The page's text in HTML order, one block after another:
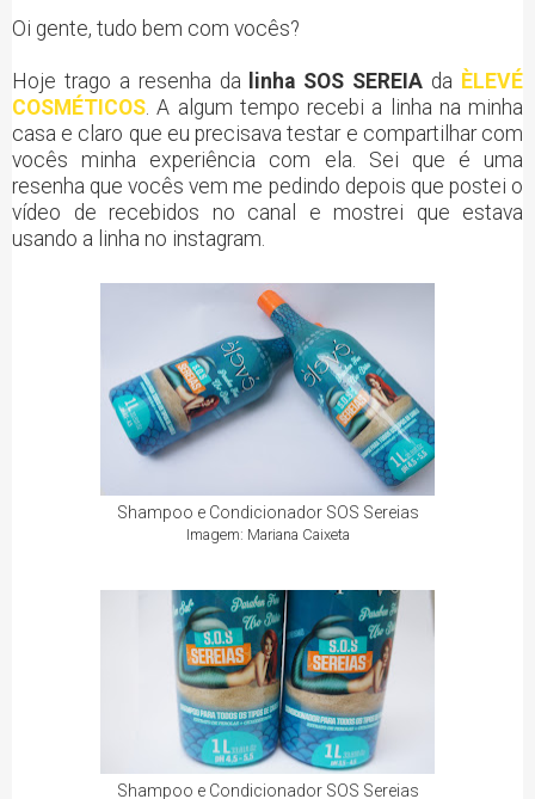
Oi gente, tudo bem com vocês?
Hoje trago a resenha da linha SOS SEREIA da ÈLEVÉ
COSMÉTICOS . A algum tempo recebi a linha na minha
casa e claro que eu precisava testar e compartilhar com
vocês minha experiência com ela. Sei que é uma
resenha que vocês vem me pedindo depois que postei o
vídeo de recebidos no canal e mostrei que estava
usando a linha no instagram.
Shampoo e Condicionador SOS Sereias
Imagem: Mariana Caixeta
Shampoo e Condicionador SOS Sereias